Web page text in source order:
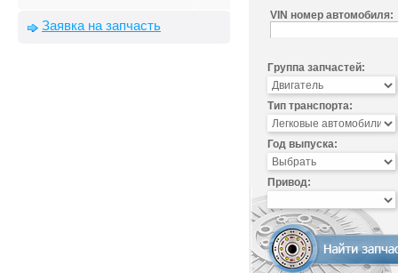
Заявка на запчасть
VIN номер автомобиля:
Группа запчастей:
Тип транспорта:
Год выпуска:
Привод: